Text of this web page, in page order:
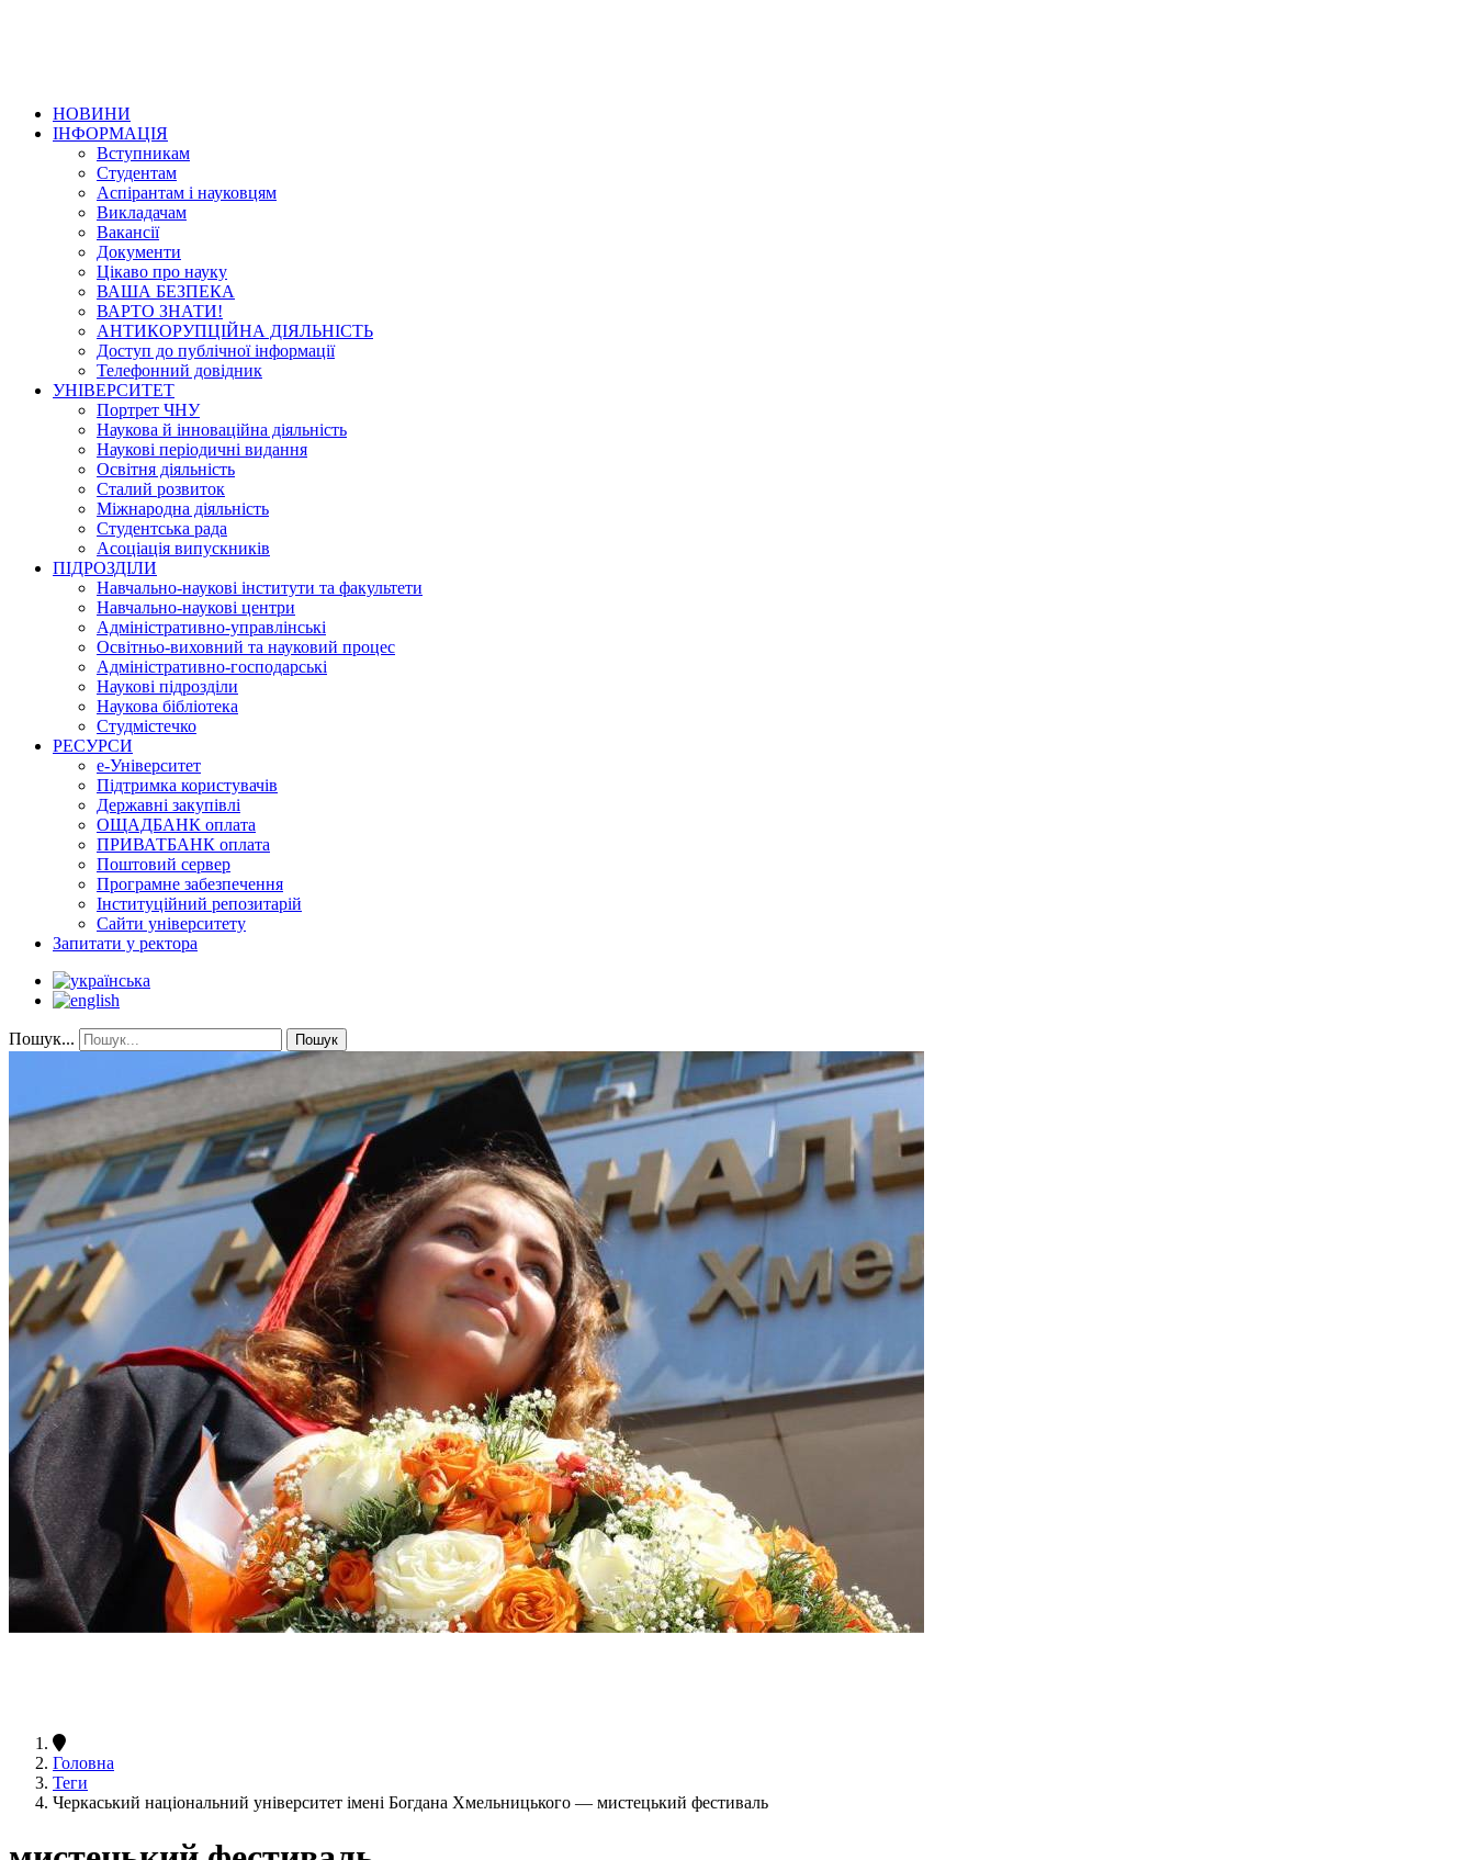
НОВИНИ
ІНФОРМАЦІЯ
Вступникам
Студентам
Аспірантам і науковцям
Викладачам
Вакансії
Документи
Цікаво про науку
ВАША БЕЗПЕКА
ВАРТО ЗНАТИ!
АНТИКОРУПЦІЙНА ДІЯЛЬНІСТЬ
Доступ до публічної інформації
Телефонний довідник
УНІВЕРСИТЕТ
Портрет ЧНУ
Наукова й інноваційна діяльність
Наукові періодичні видання
Освітня діяльність
Сталий розвиток
Міжнародна діяльність
Студентська рада
Асоціація випускників
ПІДРОЗДІЛИ
Навчально-наукові інститути та факультети
Навчально-наукові центри
Адміністративно-управлінські
Освітньо-виховний та науковий процес
Адміністративно-господарські
Наукові підрозділи
Наукова бібліотека
Студмістечко
РЕСУРСИ
е-Університет
Підтримка користувачів
Державні закупівлі
ОЩАДБАНК оплата
ПРИВАТБАНК оплата
Поштовий сервер
Програмне забезпечення
Інституційний репозитарій
Сайти університету
Запитати у ректора
Пошук... Пошук
Головна
Теги
Черкаський національний університет імені Богдана Хмельницького — мистецький фестиваль